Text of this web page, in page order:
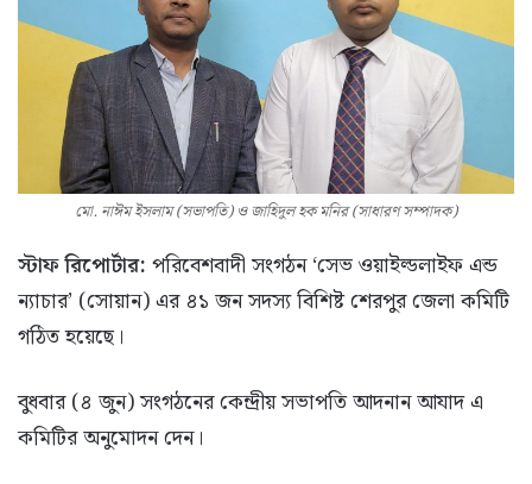
মো. নাঈম ইসলাম (সভাপতি) ও জাহিদুল হক মনির (সাধারণ সম্পাদক)
স্টাফ রিপোর্টার: পরিবেশবাদী সংগঠন ‘সেভ ওয়াইল্ডলাইফ এন্ড
ন্যাচার’ (সোয়ান) এর ৪১ জন সদস্য বিশিষ্ট শেরপুর জেলা কমিটি
গঠিত হয়েছে।
বুধবার (৪ জুন) সংগঠনের কেন্দ্রীয় সভাপতি আদনান আযাদ এ
কমিটির অনুমোদন দেন।